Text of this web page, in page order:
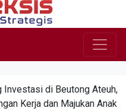
Investasi di Beutong Ateuh,
Kerja dan Majukan Anak